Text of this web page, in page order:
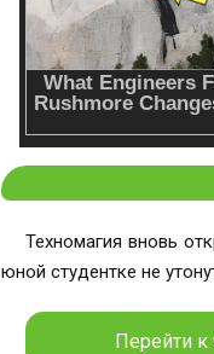
Техномагия вновь
юной студентке не
Перейти к